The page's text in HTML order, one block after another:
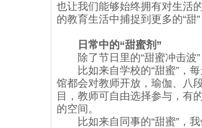
也让我们能够始终拥有对生活
的教育生活中捕捉到更多的“甜
日常中的“甜蜜剂”
除了节日里的“甜蜜冲击波”
比如来自学校的“甜蜜”，每
馆都会对教师开放，瑜伽、八
目，教师可自由选择参与，有
的空间。
比如来自同事的“甜蜜”，我